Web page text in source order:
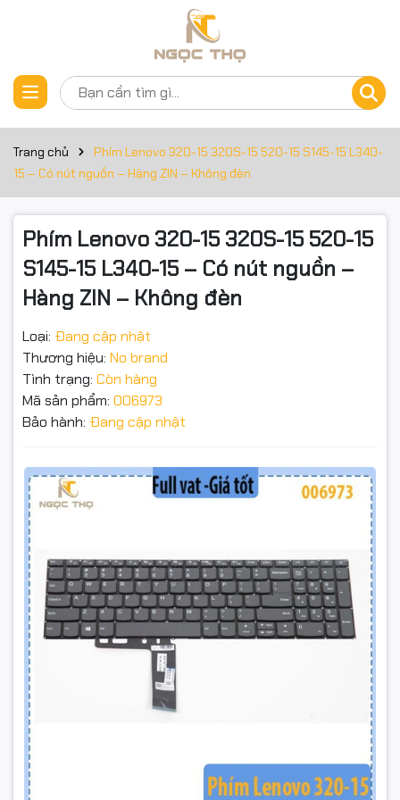
Trang chủ
Phím Lenovo 320-15 320S-15 520-15 S145-15 L340-
15 – Có nút nguồn – Hàng ZIN – Không đèn
Phím Lenovo 320-15 320S-15 520-15
S145-15 L340-15 – Có nút nguồn –
Hàng ZIN – Không đèn
Loại: Đang cập nhật
Thương hiệu: No brand
Tình trạng: Còn hàng
Mã sản phẩm: 006973
Bảo hành: Đang cập nhật
Thông số kỹ thuật
Phím Lenovo 320-15 320S-15 520-15 S145-15 L340-15 – Có
nút nguồn – Hàng ZIN – Không đèn
✅ Dùng chung bàn phím
Lenovo 320-15, 320-15ISK
Lenovo 320S-15, 320S-15IKB
Lenovo 320C-15
Lenovo IdeaPad 520-15, 520-15IKB
Lenovo IdeaPad S145-15
Lenovo IdeaPad 130-15
Lenovo L340-15IRH
🔹 BÀN PHÍM LENOVO 320-15 – CÓ NÚT NGUỒN – HÀNG ZIN
CHÍNH HÃNG – DÙNG CHUNG NHIỀU DÒNG 🔹
Bạn đang cần thay bàn phím laptop Lenovo bị liệt, bung nút
hoặc nhảy chữ? Đây là bàn phím zin, có nút nguồn tích hợp,
lắp chuẩn, không cần chế cháo – tương thích nhiều dòng
Đặt trước sản phẩm
Phím Lenovo 320-15 320S-15 520-15 S145-15 L340-15 –
Có nút nguồn – Hàng ZIN – Không đèn
Đặt trước sản phẩm để nhận thêm nhiều ưu đãi bạn
nhé
GỬI THÔNG TIN